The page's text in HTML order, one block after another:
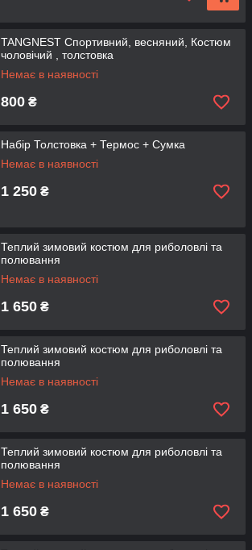
TANGNEST Спортивний, весняний, Костюм
чоловічий , толстовка
Немає в наявності
800 ₴
Набір Толстовка + Термос + Сумка
Немає в наявності
1 250 ₴
Теплий зимовий костюм для риболовлі та
полювання
Немає в наявності
1 650 ₴
Теплий зимовий костюм для риболовлі та
полювання
Немає в наявності
1 650 ₴
Теплий зимовий костюм для риболовлі та
полювання
Немає в наявності
1 650 ₴